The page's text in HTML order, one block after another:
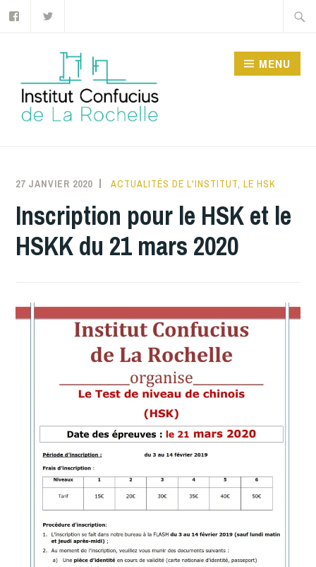
Accéder
DE LA ROCHELLE
MENU
27 JANVIER 2020 INSTITUTCONFUCIUSLAROCHELLE
ACTUALITÉS DE L'INSTITUT ,LE HSK
Inscription pour le HSK et le
HSKK du 21 mars 2020